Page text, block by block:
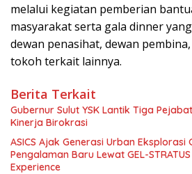
melalui kegiatan pemberian
masyarakat serta gala dinner
dewan penasihat, dewan
tokoh terkait lainnya.
Berita Terkait
Gubernur Sulut YSK Lantik Tiga Pejabat Eselon II, Perkuat
Kinerja Birokrasi
ASICS Ajak Generasi Urban Eksplorasi
Pengalaman Baru Lewat GEL-
Experience